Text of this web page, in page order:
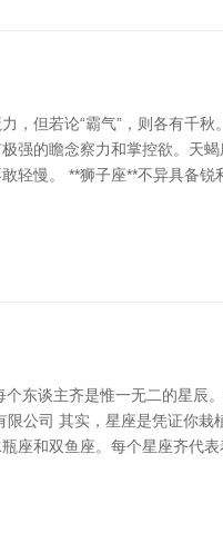
，但若论“霸气”，则各有千
强的瞻念察力和掌控欲。天
轻慢。 **狮子座**不异具备
东谈主齐是惟一无二的星辰
限公司 其实，星座是凭证你
座和双鱼座。每个星座齐代